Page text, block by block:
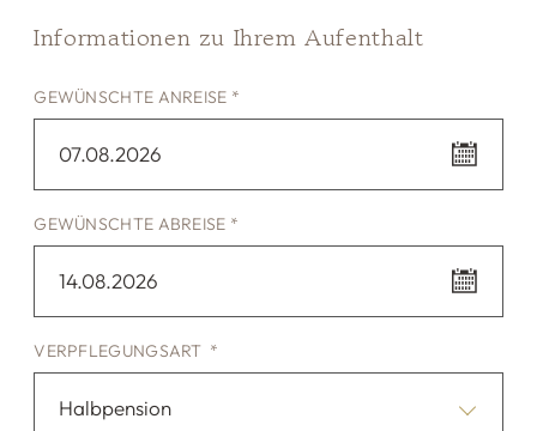
Informationen zu Ihrem Aufenthalt
GEWÜNSCHTE ANREISE *
07.08.2026
GEWÜNSCHTE ABREISE *
14.08.2026
VERPFLEGUNGSART *
Halbpension